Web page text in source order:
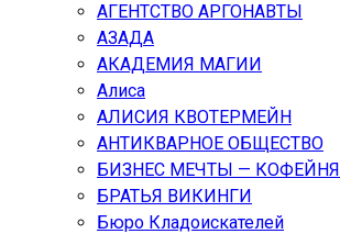
АГЕНТСТВО АРГОНАВТЫ
АЗАДА
АКАДЕМИЯ МАГИИ
Алиса
АЛИСИЯ КВОТЕРМЕЙН
АНТИКВАРНОЕ ОБЩЕСТВО
БИЗНЕС МЕЧТЫ — КОФЕЙНЯ
БРАТЬЯ ВИКИНГИ
Бюро Кладоискателей